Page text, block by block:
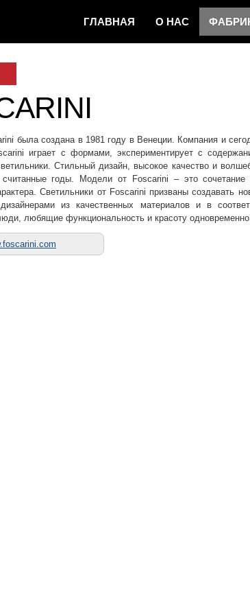
ГЛАВНАЯ О НАС
была создана в 1981 году в Венеции. Компания и
играет с формами, экспериментирует с
Стильный дизайн, высокое качество и
считанные годы. Модели от Foscarini – это
Светильники от Foscarini призваны создавать
из качественных материалов и в
любящие функциональность и красоту одновременно.